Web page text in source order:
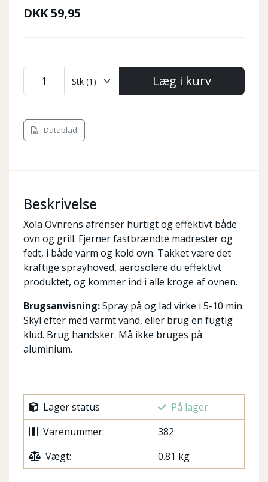
DKK59,95
Læg i kurv
Datablad
Beskrivelse
Xola Ovnrens afrenser hurtigt og effektivt både
ovn og grill. Fjerner fastbrændte madrester og
fedt, i både varm og kold ovn. Takket være det
kraftige sprayhoved, aerosolere du effektivt
produktet, og kommer ind i alle kroge af ovnen.
Brugsanvisning:Spray på og lad virke i 5-10 min.
Skyl efter med varmt vand, eller brug en fugtig
klud. Brug handsker. Må ikke bruges på
aluminium.
Lager status
På lager
Varenummer:
382
Vægt:
0.81 kg